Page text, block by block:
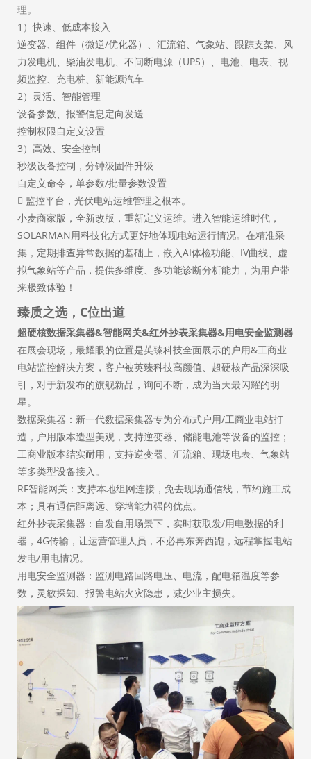
理。
1）快速、低成本接入
逆变器、组件（微逆/优化器）、汇流箱、气象站、跟踪支架、风
力发电机、柴油发电机、不间断电源（UPS）、电池、电表、视
频监控、充电桩、新能源汽车
2）灵活、智能管理
设备参数、报警信息定向发送
控制权限自定义设置
3）高效、安全控制
秒级设备控制，分钟级固件升级
自定义命令，单参数/批量参数设置
 监控平台，光伏电站运维管理之根本。
小麦商家版，全新改版，重新定义运维。进入智能运维时代，
SOLARMAN用科技化方式更好地体现电站运行情况。在精准采
集，定期排查异常数据的基础上，嵌入AI体检功能、IV曲线、虚
拟气象站等产品，提供多维度、多功能诊断分析能力，为用户带
来极致体验！
臻质之选，C位出道
超硬核数据采集器&智能网关&红外抄表采集器&用电安全监测器
在展会现场，最耀眼的位置是英臻科技全面展示的户用&工商业
电站监控解决方案，客户被英臻科技高颜值、超硬核产品深深吸
引，对于新发布的旗舰新品，询问不断，成为当天最闪耀的明
星。
数据采集器：新一代数据采集器专为分布式户用/工商业电站打
造，户用版本造型美观，支持逆变器、储能电池等设备的监控；
工商业版本结实耐用，支持逆变器、汇流箱、现场电表、气象站
等多类型设备接入。
RF智能网关：支持本地组网连接，免去现场通信线，节约施工成
本；具有通信距离远、穿墙能力强的优点。
红外抄表采集器：自发自用场景下，实时获取发/用电数据的利
器，4G传输，让运营管理人员，不必再东奔西跑，远程掌握电站
发电/用电情况。
用电安全监测器：监测电路回路电压、电流，配电箱温度等参
数，灵敏探知、报警电站火灾隐患，减少业主损失。